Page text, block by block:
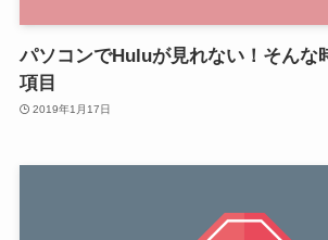
パソコンでHuluが見れない！そんな
項目
2019年1月17日